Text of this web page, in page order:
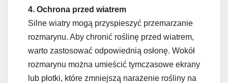
4. Ochrona przed wiatrem
Silne wiatry mogą przyspieszyć przemarzanie
rozmarynu. Aby chronić roślinę przed wiatrem,
warto zastosować odpowiednią osłonę. Wokół
rozmarynu można umieścić tymczasowe ekrany
lub płotki, które zmniejszą narażenie rośliny na